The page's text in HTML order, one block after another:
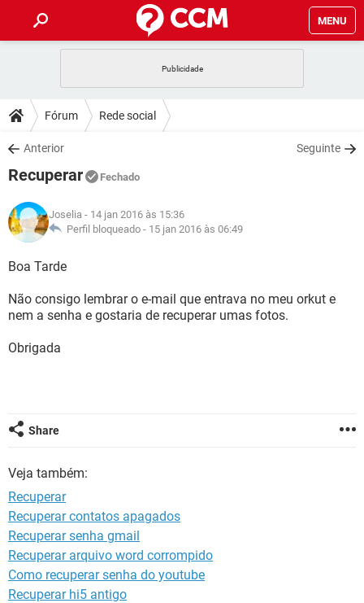
MENU
CELULAR
OUTLOOK
INSTAGRAM
GUIA DE COMPRAS
DICAS
JOGOS
INSTAGRAM
GUIA DE COMPRAS
DOWNLOADS
JOGOS
CELULAR
OUTLOOK EXCEL
INSTAGRAM
FÓRUM
JOGOS
CELULAR
OUTLOOK
INSTAGRAM GMAIL
GLOSSÁRIO
JOGOS
OUTLOOK EXCEL
INSTAGRAM
Fórum Rede social
Anterior Seguinte
Recuperar Fechado
Joselia - 14 jan 2016 às 15:36
Perfil bloqueado - 15 jan 2016 às 06:49
Boa Tarde
Não consigo lembrar o e-mail que entrava no meu orkut e
nem a senha e gostaria de recuperar umas fotos.
Obrigada
Share
Veja também:
Recuperar
Recuperar contatos apagados
Recuperar senha gmail
Recuperar arquivo word corrompido
Como recuperar senha do youtube
Recuperar hi5 antigo